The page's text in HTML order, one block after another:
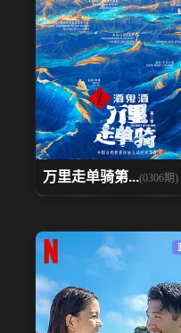
万里走单骑第...(0306期)